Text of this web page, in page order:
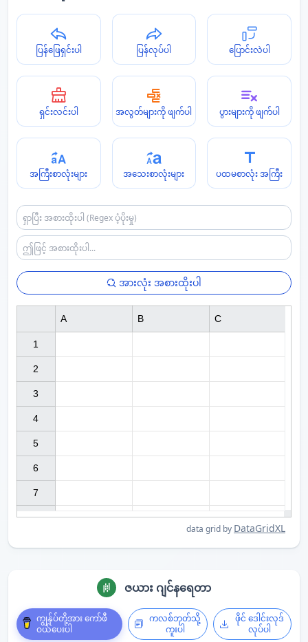
ပြန်ဖြေရှင်းပါ ပြန်လုပ်ပါ ပြောင်းလဲပါ
ရှင်းလင်းပါ အလွတ်များကို ဖျက်ပါ ပွားများကို ဖျက်ပါ
အကြီးစာလုံးများ အသေးစာလုံးများ ပထမစာလုံး အကြီး
အားလုံး အစားထိုးပါ
data grid by DataGridXL
1
2
3
4
5
6
7
A B C
ဇယား ဂျင်နရေတာ
ကျွန်ုပ်တို့အား ကော်ဖီ
ဝယ်ပေးပါ
ကလစ်ဘုတ်သို့
ကူးပါ
ဖိုင် ဒေါင်းလုဒ်
လုပ်ပါ